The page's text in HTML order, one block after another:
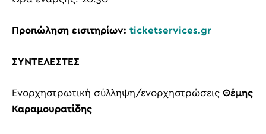
Προπώληση εισιτηρίων: ticketservices.gr
ΣΥΝΤΕΛΕΣΤΕΣ
Ενορχηστρωτική σύλληψη/ενορχηστρώσεις Θέμης
Καραμουρατίδης